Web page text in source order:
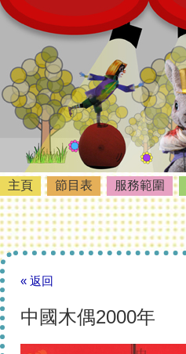
主頁 節目表 服務範圍
« 返回
中國木偶2000年